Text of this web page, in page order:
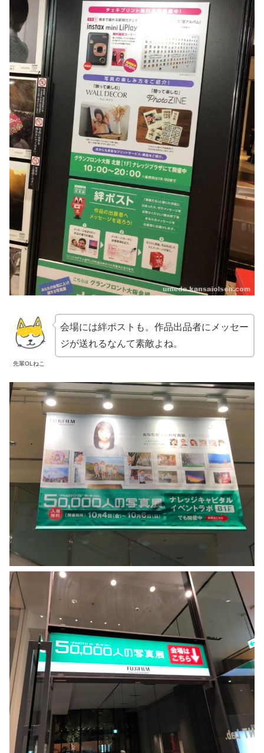
先輩OLねこ
会場には絆ポストも。作品出品者にメッセー
ジが送れるなんて素敵よね。